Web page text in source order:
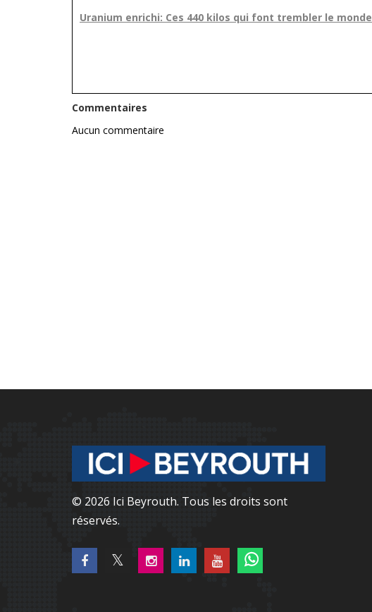
Uranium enrichi: Ces 440 kilos qui font trembler le monde
Commentaires
Aucun commentaire
© 2026 Ici Beyrouth. Tous les droits sont
réservés.